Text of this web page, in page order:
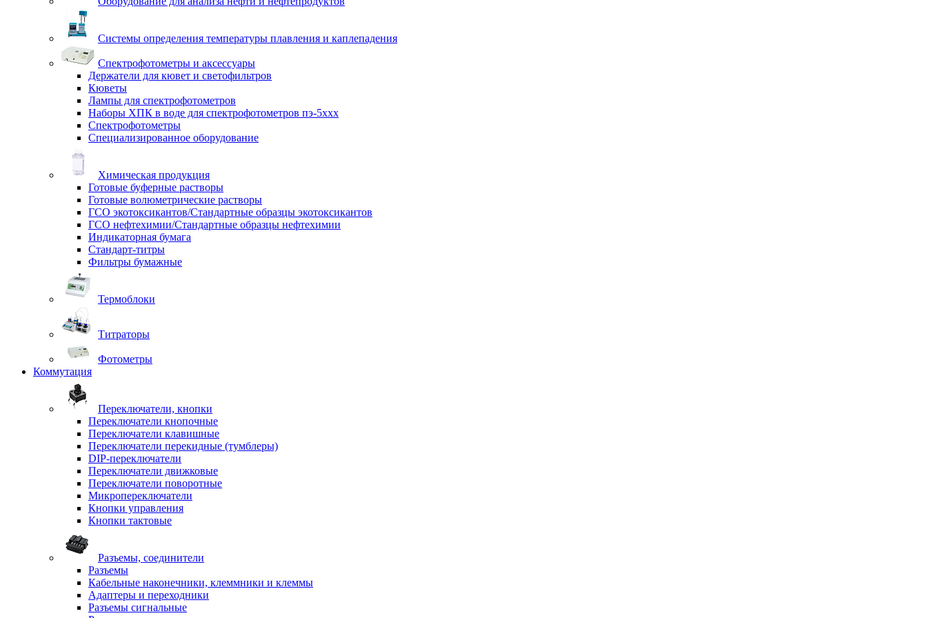
Системы определения температуры плавления и каплепадения
Спектрофотометры и аксессуары
Держатели для кювет и светофильтров
Кюветы
Лампы для спектрофотометров
Наборы ХПК в воде для спектрофотометров пэ-5ххх
Спектрофотометры
Специализированное оборудование
Химическая продукция
Готовые буферные растворы
Готовые волюметрические растворы
ГСО экотоксикантов/Стандартные образцы экотоксикантов
ГСО нефтехимии/Стандартные образцы нефтехимии
Индикаторная бумага
Стандарт-титры
Фильтры бумажные
Термоблоки
Титраторы
Фотометры
Коммутация
Переключатели, кнопки
Переключатели кнопочные
Переключатели клавишные
Переключатели перекидные (тумблеры)
DIP-переключатели
Переключатели движковые
Переключатели поворотные
Микропереключатели
Кнопки управления
Кнопки тактовые
Разъемы, соединители
Разъемы
Кабельные наконечники, клеммники и клеммы
Адаптеры и переходники
Разъемы сигнальные